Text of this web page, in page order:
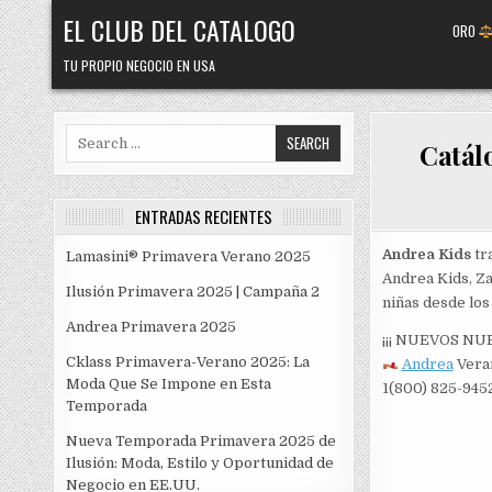
Skip
to
content
EL CLUB DEL CATALOGO
TU PROPIO NEGOCIO EN USA
ORO
ENTRADAS RECIENTES
Lamasini® Primavera Verano 2025
Ilusión Primavera 2025 | Campaña 2
Andrea Primavera 2025
Cklass Primavera-Verano 2025: La
Moda Que Se Impone en Esta
Temporada
Nueva Temporada Primavera 2025 de
Ilusión: Moda, Estilo y Oportunidad de
Negocio en EE.UU.
Andrea Kids
Andrea Kids,
niñas desde los
¡¡¡ NUEVOS
Andrea
1(800) 825-